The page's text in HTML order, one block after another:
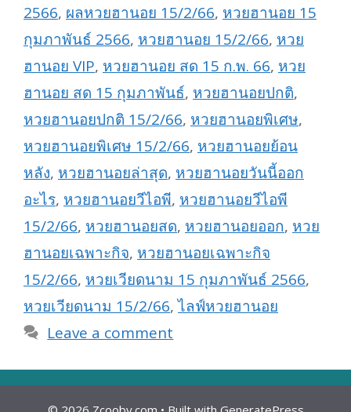
2566, ผลหวยฮานอย 15/2/66, หวยฮานอย 15
กุมภาพันธ์ 2566, หวยฮานอย 15/2/66, หวย
ฮานอย VIP, หวยฮานอย สด 15 ก.พ. 66, หวย
ฮานอย สด 15 กุมภาพันธ์, หวยฮานอยปกติ,
หวยฮานอยปกติ 15/2/66, หวยฮานอยพิเศษ,
หวยฮานอยพิเศษ 15/2/66, หวยฮานอยย้อน
หลัง, หวยฮานอยล่าสุด, หวยฮานอยวันนี้ออก
อะไร, หวยฮานอยวีไอพี, หวยฮานอยวีไอพี
15/2/66, หวยฮานอยสด, หวยฮานอยออก, หวย
ฮานอยเฉพาะกิจ, หวยฮานอยเฉพาะกิจ
15/2/66, หวยเวียดนาม 15 กุมภาพันธ์ 2566,
หวยเวียดนาม 15/2/66,ไลฟ์หวยฮานอย
Leave a comment